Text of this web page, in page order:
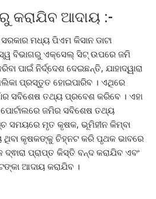
କରାଯିବ ଆଦାୟ :-
ମଧ୍ୟ ପିଏମ କିସାନ ଡାଟା
ବିଭାଗରୁ ଏକ୍ସେଲ୍ ସିଟ୍ ଉପରେ ଜମି
ପାଇଁ ନିର୍ଦ୍ଦେଶ ଦେଇଛନ୍ତି, ଯାହାଦ୍ୱାରା
ପ୍ରସ୍ତୁତ ହୋଇପାରିବ । ଏଥିରେ
ସବିଶେଷ ତଥ୍ୟ ପ୍ରବେଶ କରିବେ । ଏହା
ଜମିର ସବିଶେଷ ତଥ୍ୟ
ସମୟରେ ମୃତ କୃଷକ, ଭୂମିହୀନ କିମ୍ବା
କୃଷକଙ୍କୁ ଚିହ୍ନଟ କରି ପୃଥକ ଭାବରେ
ଦ୍ଵାରା ପ୍ରାପ୍ତ କିସ୍ତି ବନ୍ଦ କରାଯିବ ଏବଂ
ଆଦାୟ କରାଯିବ ।